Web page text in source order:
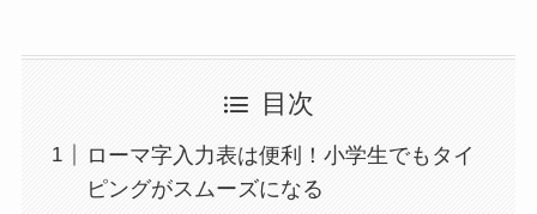
目次
ローマ字入力表は便利！小学生でもタイ
ピングがスムーズになる